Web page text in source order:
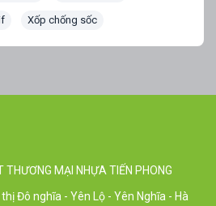
Xốp chống sốc
THƯƠNG MẠI NHỰA TIẾN PHONG
Đô nghĩa - Yên Lộ - Yên Nghĩa - Hà